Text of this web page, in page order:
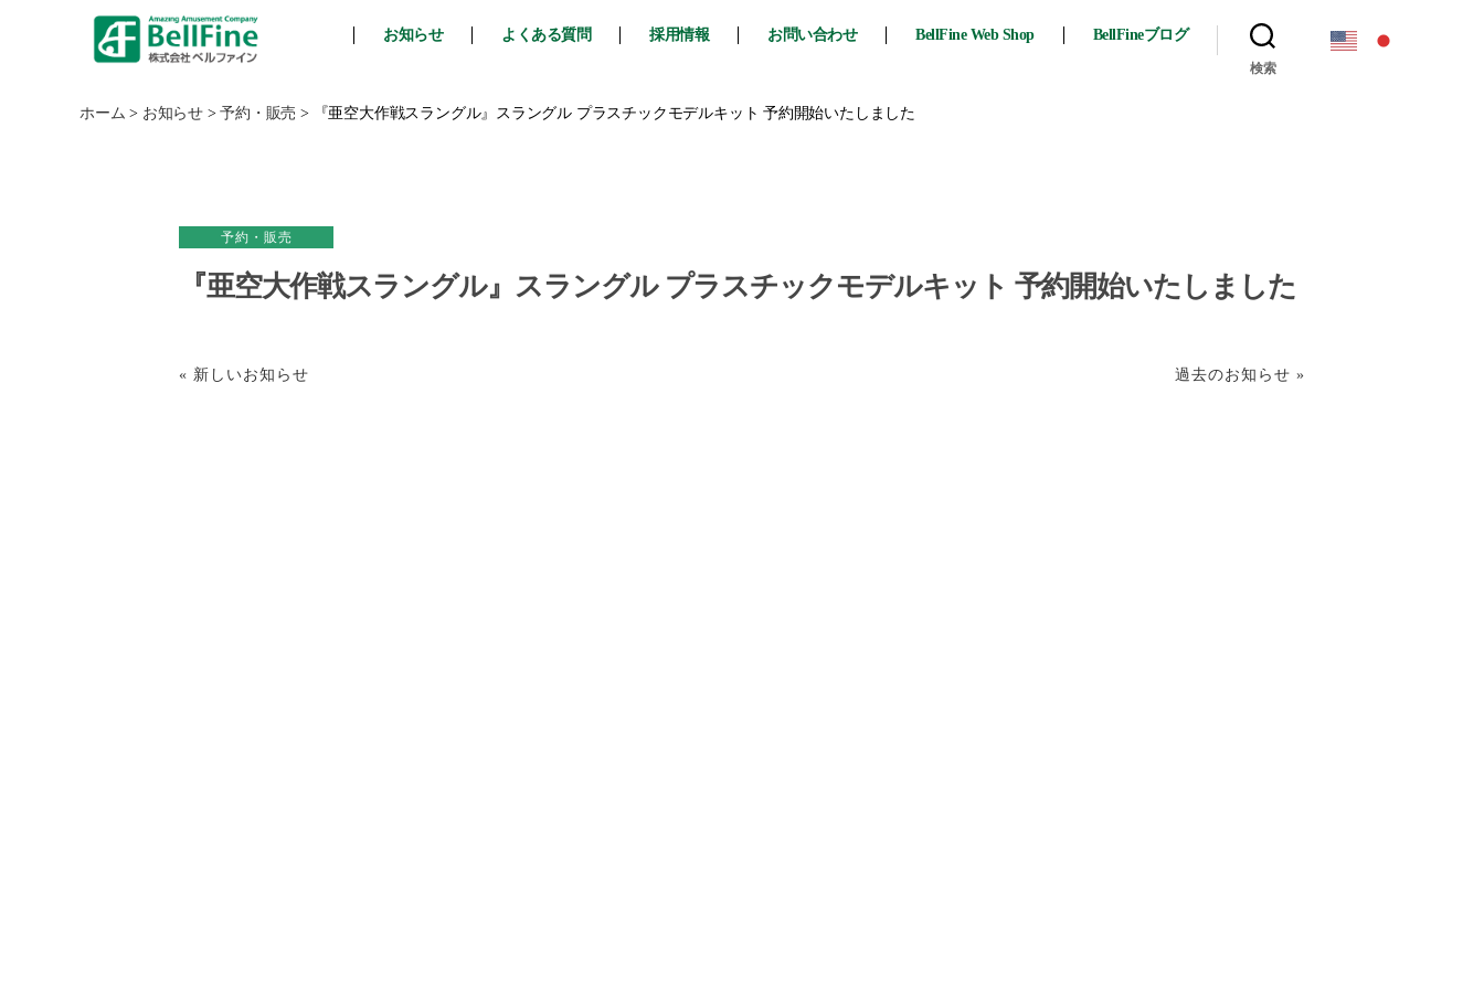
フ
お知らせ よくある質問 採用情報 お問い合わせ BellFine Web Shop BellFineブログ
検索
ホーム > お知らせ>予約・販売 > 『亜空大作戦スラングル』スラングル プラスチックモデルキット 予約開始いたしました
予約・販売
『亜空大作戦スラングル』スラングル プラスチックモデルキット 予約開始いたしました
« 新しいお知らせ 過去のお知らせ »